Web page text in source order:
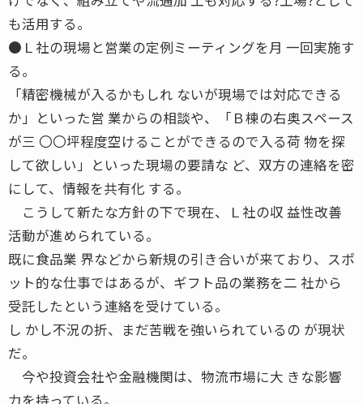
も活用する。
●Ｌ社の現場と営業の定例ミーティングを月 一回実施す
る。
「精密機械が入るかもしれ ないが現場では対応できる
か」といった営 業からの相談や、「Ｂ棟の右奥スペース
が三 〇〇坪程度空けることができるので入る荷 物を探
して欲しい」といった現場の要請な ど、双方の連絡を密
にして、情報を共有化 する。
こうして新たな方針の下で現在、Ｌ社の収 益性改善
活動が進められている。
既に食品業 界などから新規の引き合いが来ており、スポ
ット的な仕事ではあるが、ギフト品の業務を二 社から
受託したという連絡を受けている。
し かし不況の折、まだ苦戦を強いられているの が現状
だ。
今や投資会社や金融機関は、物流市場に大 きな影響
力を持っている。